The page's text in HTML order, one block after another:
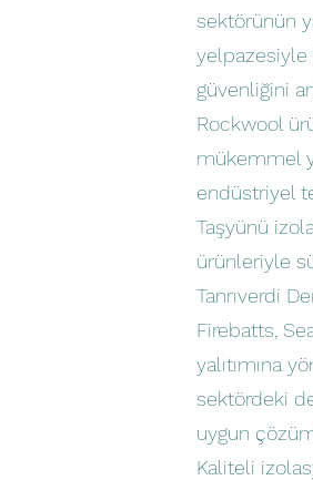
sektörünün
yelpazesiyle
güvenliğini
Rockwool
mükemmel
endüstriyel
Taşyünü
ürünleriyle
Tanrıverdi
Firebatts,
yalıtımına
sektördeki
uygun
Kaliteli